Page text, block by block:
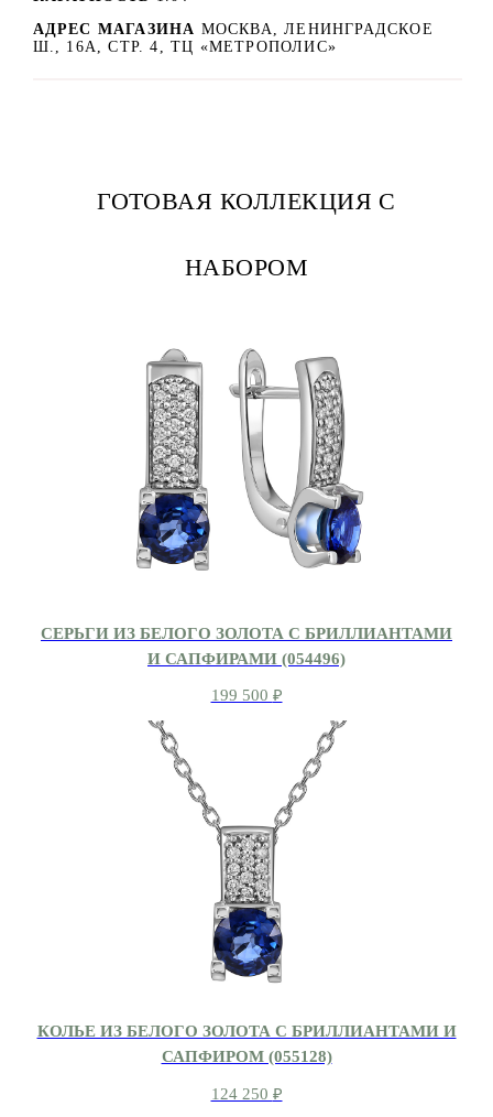
АДРЕС МАГАЗИНА МОСКВА, ЛЕНИНГРАДСКОЕ
Ш., 16А, СТР. 4, ТЦ «МЕТРОПОЛИС»
ГОТОВАЯ КОЛЛЕКЦИЯ С
НАБОРОМ
СЕРЬГИ ИЗ БЕЛОГО ЗОЛОТА С БРИЛЛИАНТАМИ
И САПФИРАМИ (054496)
199 500 ₽
КОЛЬЕ ИЗ БЕЛОГО ЗОЛОТА С БРИЛЛИАНТАМИ И
САПФИРОМ (055128)
124 250 ₽